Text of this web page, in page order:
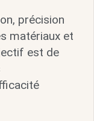
précision
matériaux et
est de